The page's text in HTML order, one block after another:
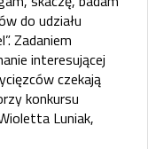
do udziału
Zadaniem
interesującej
czekają
konkursu
Luniak,